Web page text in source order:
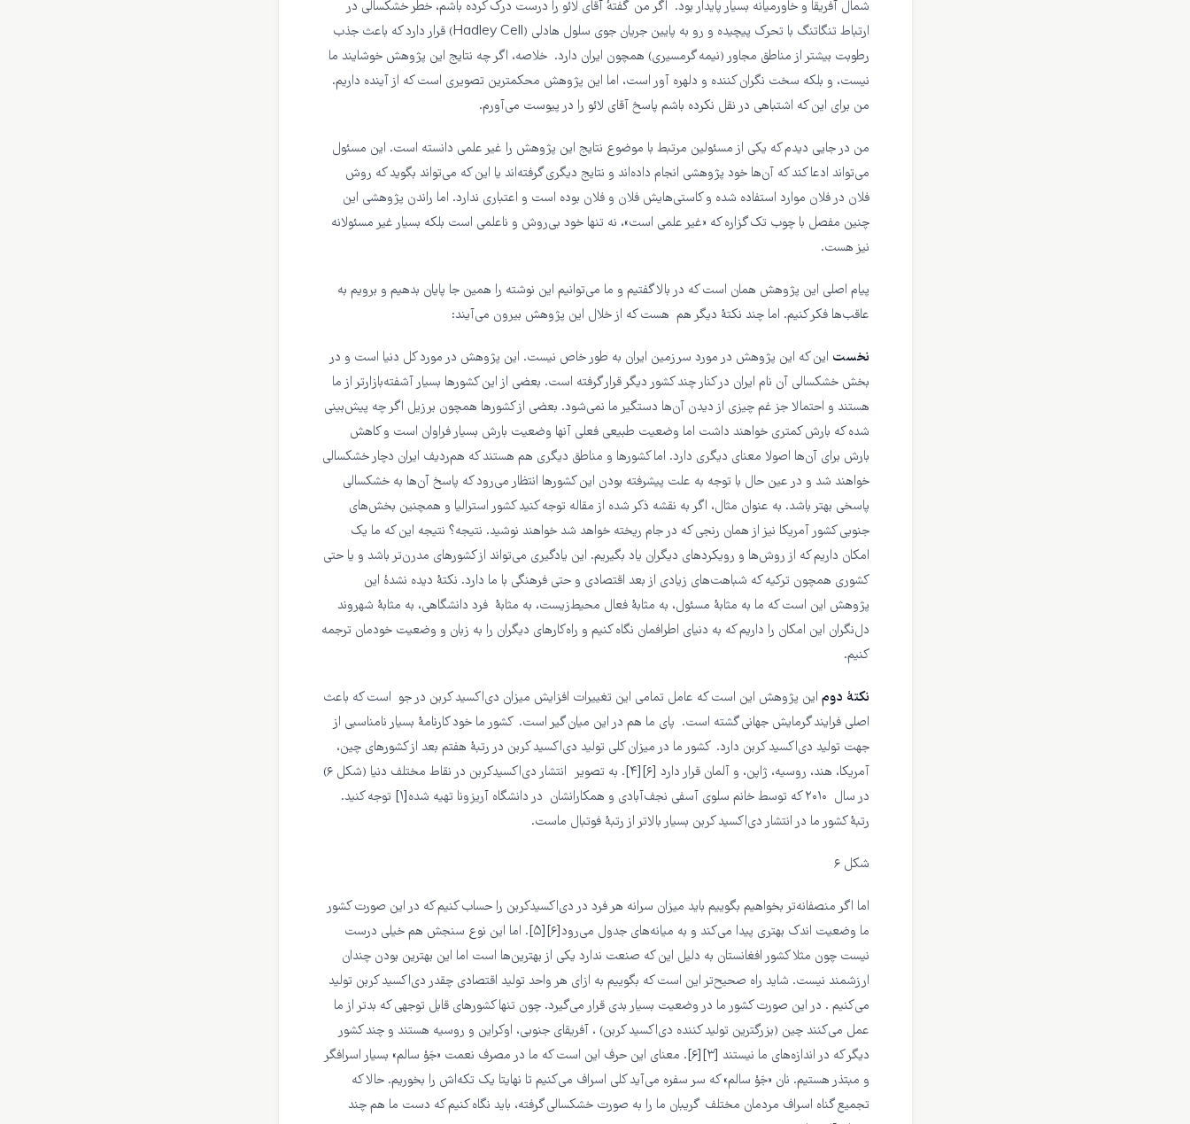
شمال آفریقا و خاورمیانه بسیار پایدار بود. اگر من گفته‌ٔ آقای لائو را درست درک کرده باشم، خطر خشکسالی در
ارتباط تنگاتنگ با تحرک پیچیده و رو به پایین جریان جوی سلول هادلی (Hadley Cell) قرار دارد که باعث جذب
رطوبت بیشتر از مناطق مجاور (نیمه گرمسیری) همچون ایران دارد. خلاصه، اگر چه نتایج این پژوهش خوشایند ما
نیست، و بلکه سخت نگران کننده و دلهره آور است، اما این پژوهش محکمترین تصویری است که از آینده داریم.
من برای این که اشتباهی در نقل نکرده باشم پاسخ آقای لائو را در پیوست می‌آورم.
من در جایی دیدم که یکی از مسئولین مرتبط با موضوع نتایج این پژوهش را غیر علمی دانسته است. این مسئول
می‌تواند ادعا کند که آن‌ها خود پژوهشی انجام داده‌اند و نتایج دیگری گرفته‌اند یا این که می‌تواند بگوید که روش
فلان در فلان‌ موارد استفاده شده و کاستی‌هایش فلان و فلان بوده است و اعتباری ندارد. اما راندن پژوهشی این
چنین مفصل با چوب تک گزاره که «غیر علمی است»، نه تنها خود بی‌روش و ناعلمی است بلکه بسیار غیر مسئولانه
نیز هست.
پیام اصلی این پژوهش همان است که در بالا گفتیم و ما می‌توانیم این نوشته را همین جا پایان بدهیم و برویم به
عاقب‌ها فکر کنیم. اما چند نکتهٔ دیگر هم هست که از خلال این پژوهش بیرون می‌آیند:
نخست این که این پژوهش در مورد سرزمین ایران به طور خاص نیست. این پژوهش در مورد کل دنیا است و در
بخش خشکسالی آن نام ایران در کنار چند کشور دیگر قرار گرفته است. بعضی از این کشورها بسیار آشفته‌بازارتر از ما
هستند و احتمالا جز غم چیزی از دیدن آن‌ها دستگیر ما نمی‌شود. بعضی از کشورها همچون برزیل اگر چه پیش‌بینی
شده که بارش کمتری خواهند داشت اما وضعیت طبیعی فعلی آنها وضعیت بارش بسیار فراوان است و کاهش
بارش برای آن‌ها اصولا معنای دیگری دارد. اما کشورها و مناطق دیگری هم هستند که هم‌ردیف ایران دچار خشکسالی
خواهند شد و در عین حال با توجه به علت پیشرفته بودن این کشورها انتظار می‌رود که پاسخ آن‌ها به خشکسالی
پاسخی بهتر باشد. به عنوان مثال، اگر به نقشه ذکر شده از مقاله توجه کنید کشور استرالیا و همچنین بخش‌های
جنوبی کشور آمریکا نیز از همان رنجی که در جام ریخته‌ خواهد شد خواهند نوشید. نتیجه؟ نتیجه این که ما یک
امکان داریم که از روش‌ها و رویکردهای دیگران یاد بگیریم. این یادگیری می‌تواند از کشورهای مدرن‌تر باشد و یا حتی
کشوری همچون ترکیه که شباهت‌های زیادی از بعد اقتصادی و حتی فرهنگی با ما دارد. نکتهٔ دیده نشده‌ٔ این
پژوهش این است که ما به مثابهٔ مسئول، به مثابهٔ فعال محیط‌زیست، به مثابهٔ فرد دانشگاهی، به مثابهٔ شهروند
دل‌نگران این امکان را داریم که به دنیای اطرافمان نگاه کنیم و راه‌کارهای دیگران را به زبان و وضعیت خودمان ترجمه
کنیم.
نکتهٔ دوم این پژوهش این است که عامل تمامی این تغییرات افزایش میزان دی‌اکسید کربن در جو است که باعث
اصلی فرایند گرمایش جهانی گشته است. پای ما هم در این میان گیر است. کشور ما خود کارنامهٔ بسیار نامناسبی از
جهت تولید دی‌اکسید‌ کربن دارد. کشور ما در میزان کلی تولید دی‌اکسید کربن در رتبهٔ هفتم بعد از کشورهای چین،
آمریکا، هند، روسیه، ژاپن، و آلمان قرار دارد [۶][۴]. به تصویر انتشار دی‌اکسیدکربن در نقاط مختلف دنیا (شکل ۶)
در سال ۲۰۱۰ که توسط خانم سلوی آسفی نجف‌آبادی و همکارانشان در دانشگاه آریزونا تهیه شده[۱] توجه کنید.
رتبهٔ کشور ما در انتشار دی‌اکسید کربن بسیار بالاتر از رتبهٔ فوتبال ماست.
شکل ۶
اما اگر منصفانه‌تر بخواهیم بگوییم باید میزان سرانه هر فرد در دی‌اکسیدکربن را حساب کنیم که در این صورت کشور
ما وضعیت اندک بهتری پیدا می‌کند و به میانه‌های جدول می‌رود[۶][۵]. اما این نوع سنجش هم خیلی درست
نیست چون مثلا کشور افغانستان به دلیل این که صنعت ندارد یکی از بهترین‌ها است اما این بهترین بودن چندان
ارزشمند نیست. شاید راه صحیح‌تر این است که بگوییم به ازای هر واحد تولید اقتصادی چقدر دی‌اکسید کربن تولید
می‌کنیم . در این صورت کشور ما در وضعیت بسیار بدی قرار می‌گیرد. چون تنها کشورهای قابل توجهی که بدتر از ما
عمل می‌کنند چین (بزرگترین تولید کننده دی‌اکسید کربن) ، آفریقای جنوبی، اوکراین و روسیه هستند و چند کشور
دیگر که در اندازه‌های ما نیستند [۳][۶]. معنای این حرف این است که ما در مصرف نعمت «جَوْ سالم» بسیار اسرافگر
و مبتذر هستیم. نان «جَوْ سالم» که سر سفره می‌آید کلی اسراف می‌کنیم تا نهایتا یک تکه‌اش را بخوریم. حالا که
تجمیع گناه اسراف مردمان مختلف گریبان ما را به صورت خشکسالی گرفته، باید نگاه کنیم که دست ما هم چند